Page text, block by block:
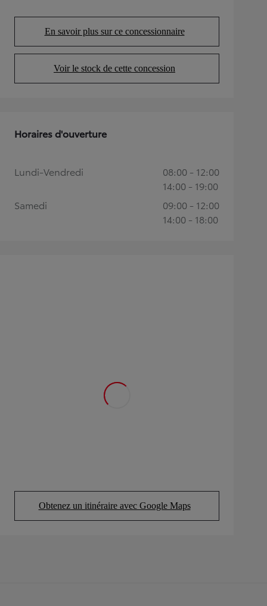
En savoir plus sur ce concessionnaire
(Opens in new tab)
Voir le stock de cette concession
(Opens in new tab)
Obtenez un itinéraire avec Google Maps
(Opens in new tab)
Horaires d'ouverture
Lundi-Vendredi
08:00 - 12:00
14:00 - 19:00
Samedi
09:00 - 12:00
14:00 - 18:00